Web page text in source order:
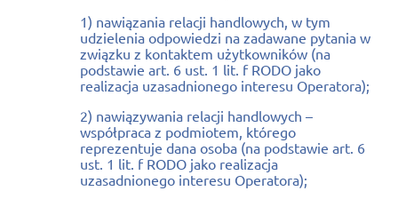
1) nawiązania relacji handlowych, w tym
udzielenia odpowiedzi na zadawane pytania w
związku z kontaktem użytkowników (na
podstawie art. 6 ust. 1 lit. f RODO jako
realizacja uzasadnionego interesu Operatora);
2) nawiązywania relacji handlowych –
współpraca z podmiotem, którego
reprezentuje dana osoba (na podstawie art. 6
ust. 1 lit. f RODO jako realizacja
uzasadnionego interesu Operatora);